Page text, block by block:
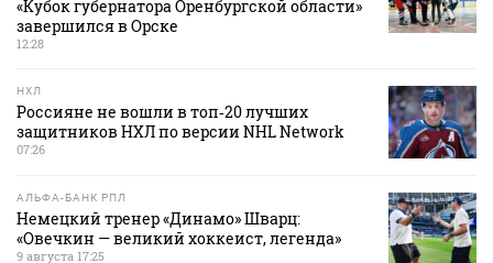
«Кубок губернатора Оренбургской области»
завершился в Орске
12:28
НХЛ
Россияне не вошли в топ‑20 лучших
защитников НХЛ по версии NHL Network
07:26
АЛЬФА-БАНК РПЛ
Немецкий тренер «Динамо» Шварц:
«Овечкин — великий хоккеист, легенда»
9 августа 17:25